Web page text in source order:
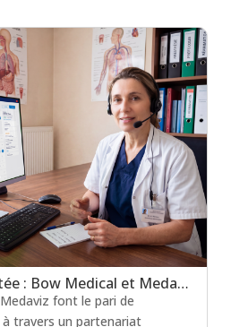
Santé connectée : Bow Medical et Medaviz scellent une alliance technologique
font le pari de
à travers un partenariat